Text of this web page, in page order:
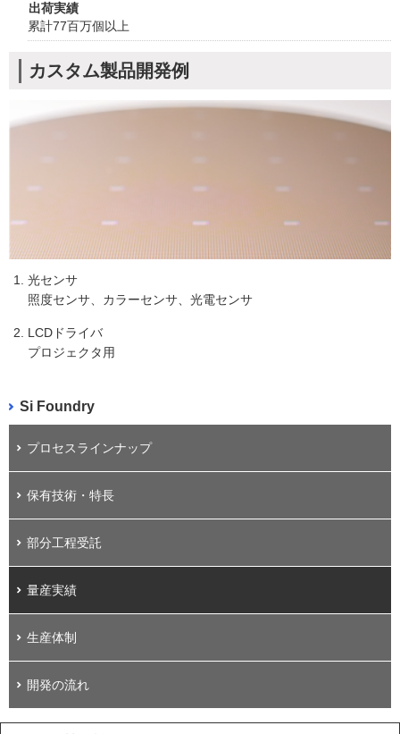
出荷実績
累計77百万個以上
カスタム製品開発例
光センサ
照度センサ、カラーセンサ、光電センサ
LCDドライバ
プロジェクタ用
Si Foundry
プロセスラインナップ
保有技術・特長
部分工程受託
量産実績
生産体制
開発の流れ